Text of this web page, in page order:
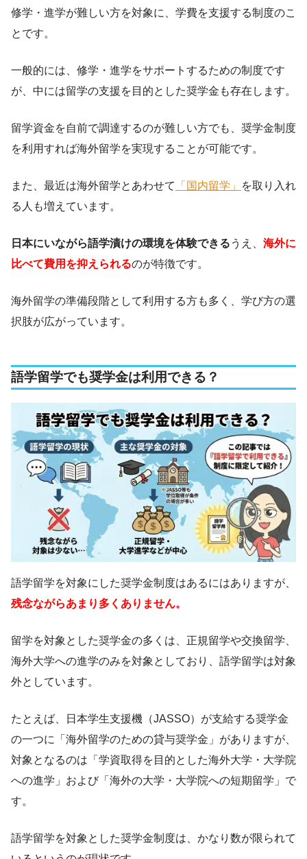
修学・進学が難しい方を対象に、学費を支援する制度のこ
とです。
一般的には、修学・進学をサポートするための制度です
が、中には留学の支援を目的とした奨学金も存在します。
留学資金を自前で調達するのが難しい方でも、奨学金制度
を利用すれば海外留学を実現することが可能です。
また、最近は海外留学とあわせて 「国内留学」
を取り入れ
る人も増えています。
日本にいながら語学漬けの環境を体験できる うえ、 海外に
比べて費用を抑えられるのが特徴です。
海外留学の準備段階として利用する方も多く、学び方の選
択肢が広がっています。
語学留学でも奨学金は利用できる？
語学留学を対象にした奨学金制度はあるにはありますが、
残念ながらあまり多くありません。
留学を対象とした奨学金の多くは、正規留学や交換留学、
海外大学への進学のみを対象としており、語学留学は対象
外としています。
たとえば、日本学生支援機（JASSO）が支給する奨学金
の一つに「海外留学のための貸与奨学金」がありますが、
対象となるのは「学資取得を目的とした海外大学・大学院
への進学」および「海外の大学・大学院への短期留学」で
す。
語学留学を対象とした奨学金制度は、かなり数が限られて